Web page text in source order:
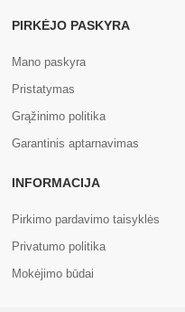
PIRKĖJO PASKYRA
Mano paskyra
Pristatymas
Grąžinimo politika
Garantinis aptarnavimas
INFORMACIJA
Pirkimo pardavimo taisyklės
Privatumo politika
Mokėjimo būdai